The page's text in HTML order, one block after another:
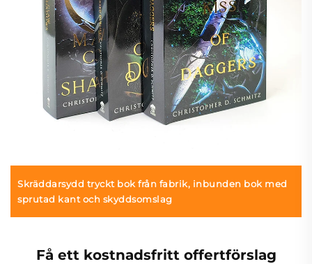
Skräddarsydd tryckt bok från fabrik, inbunden bok med
sprutad kant och skyddsomslag
Få ett kostnadsfritt offertförslag